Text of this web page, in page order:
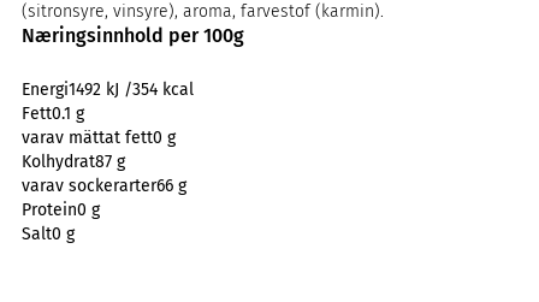
(sitronsyre, vinsyre), aroma, farvestof (karmin).
Næringsinnhold per 100g
Energi1492 kJ /354 kcal
Fett0.1 g
varav mättat fett0 g
Kolhydrat87 g
varav sockerarter66 g
Protein0 g
Salt0 g